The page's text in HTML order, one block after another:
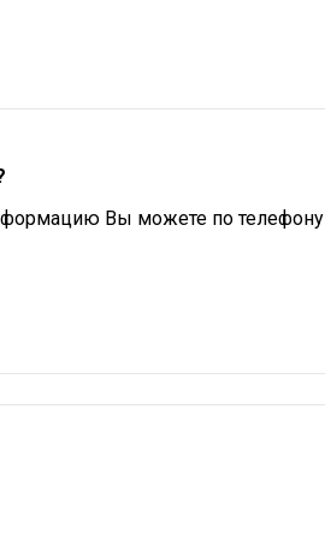
Вы можете по телефону